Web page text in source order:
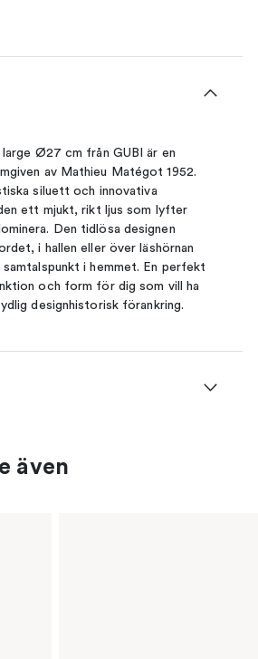
Ø27 cm från GUBI är en
av Mathieu Matégot 1952.
siluett och innovativa
ett mjukt, rikt ljus som lyfter
Den tidlösa designen
i hallen eller över läshörnan
i hemmet. En perfekt
och form för dig som vill ha
designhistorisk förankring.
även